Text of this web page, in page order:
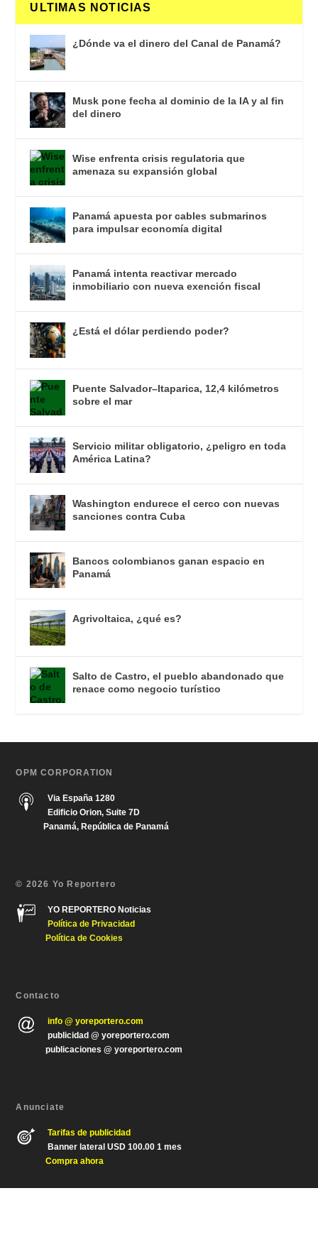
ULTIMAS NOTICIAS
¿Dónde va el dinero del Canal de Panamá?
Musk pone fecha al dominio de la IA y al fin
del dinero
Wise enfrenta crisis regulatoria que
amenaza su expansión global
Panamá apuesta por cables submarinos
para impulsar economía digital
Panamá intenta reactivar mercado
inmobiliario con nueva exención fiscal
¿Está el dólar perdiendo poder?
Puente Salvador–Itaparica, 12,4 kilómetros
sobre el mar
Servicio militar obligatorio, ¿peligro en toda
América Latina?
Washington endurece el cerco con nuevas
sanciones contra Cuba
Bancos colombianos ganan espacio en
Panamá
Agrivoltaica, ¿qué es?
Salto de Castro, el pueblo abandonado que
renace como negocio turístico
OPM CORPORATION
Via España 1280
Edificio Orion, Suite 7D
Panamá, República de Panamá
© 2026 Yo Reportero
YO REPORTERO Noticias
Política de Privacidad
Política de Cookies
Contacto
info @ yoreportero.com
publicidad @ yoreportero.com
publicaciones @ yoreportero.com
Anunciate
Tarifas de publicidad
Banner lateral USD 100.00 1 mes
Compra ahora